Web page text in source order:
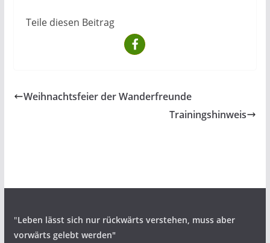
Teile diesen Beitrag
Weihnachtsfeier der Wanderfreunde
Trainingshinweis
"Leben lässt sich nur rückwärts verstehen, muss aber
vorwärts gelebt werden"